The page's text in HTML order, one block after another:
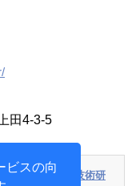
ビスの向
田4-3-5
研究教育金型技術研